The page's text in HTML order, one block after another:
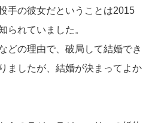
手の彼女だということは2015
られていました。
どの理由で、破局して結婚でき
ましたが、結婚が決まってよか